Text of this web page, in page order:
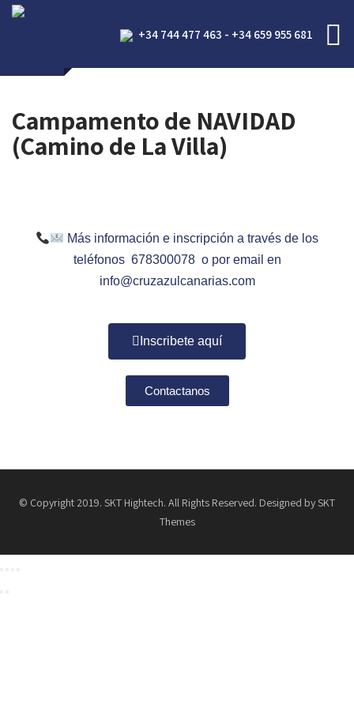
+34 744 477 463 - +34 659 955 681
Campamento de NAVIDAD
(Camino de La Villa)
Más información e inscripción a través de los
teléfonos 678300078 o por email en
info@cruzazulcanarias.com
Inscribete aquí
Contactanos
© Copyright 2019. SKT Hightech. All Rights Reserved. Designed by SKT
Themes